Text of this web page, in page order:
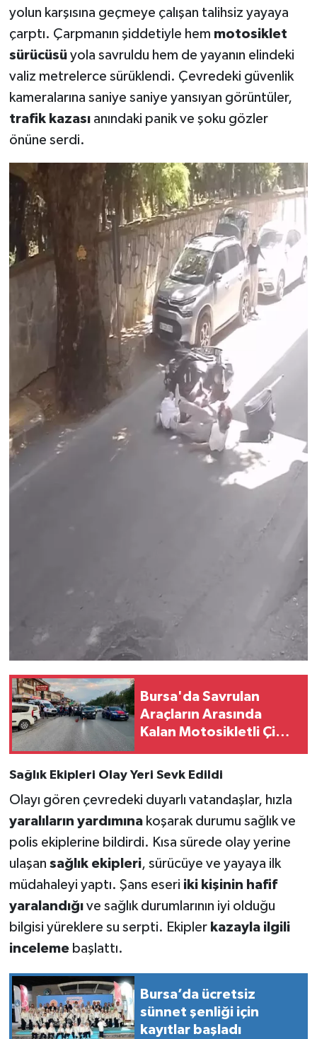
yolun karşısına geçmeye çalışan talihsiz yayaya
çarptı. Çarpmanın şiddetiyle hem motosiklet
sürücüsüyola savruldu hem de yayanın elindeki
valiz metrelerce sürüklendi. Çevredeki güvenlik
kameralarına saniye saniye yansıyan görüntüler,
trafik kazasıanındaki panik ve şoku gözler
önüne serdi.
Bursa'da Savrulan
Araçların Arasında
Kalan Motosikletli Çift
Sağlık Ekipleri Olay Yeri Sevk Edildi
Olayı gören çevredeki duyarlı vatandaşlar, hızla
yaralıların yardımınakoşarak durumu sağlık ve
polis ekiplerine bildirdi. Kısa sürede olay yerine
ulaşan sağlık ekipleri, sürücüye ve yayaya ilk
müdahaleyi yaptı. Şans eseri iki kişinin hafif
yaralandığıve sağlık durumlarının iyi olduğu
bilgisi yüreklere su serpti. Ekipler kazayla ilgili
incelemebaşlattı.
Bursa’da ücretsiz
sünnet şenliği için
kayıtlar başladı